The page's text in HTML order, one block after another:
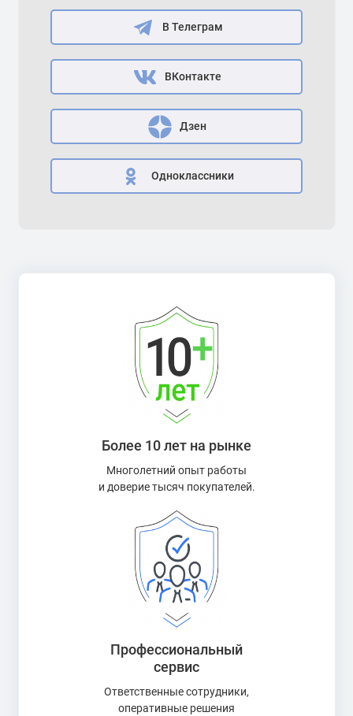
В Телеграм
ВКонтакте
Дзен
Одноклассники
Более 10 лет на рынке
Многолетний опыт работы
и доверие тысяч покупателей.
Профессиональный
сервис
Ответственные сотрудники,
оперативные решения